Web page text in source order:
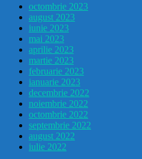
octombrie 2023
august 2023
iunie 2023
mai 2023
aprilie 2023
martie 2023
februarie 2023
ianuarie 2023
decembrie 2022
noiembrie 2022
octombrie 2022
septembrie 2022
august 2022
iulie 2022